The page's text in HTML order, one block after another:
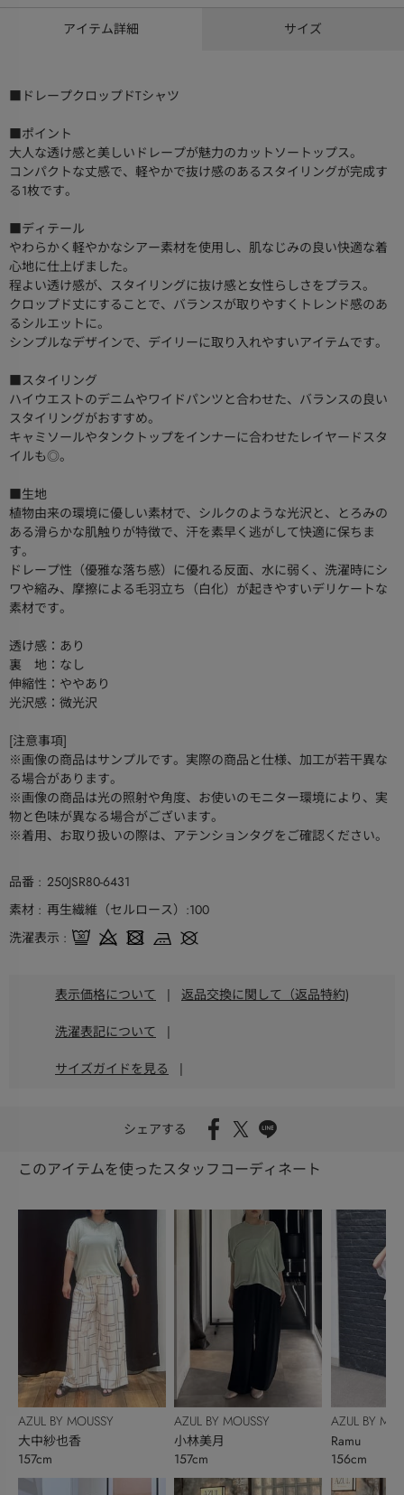
アイテム詳細 サイズ
■ドレープクロップドTシャツ
■ポイント
大人な透け感と美しいドレープが魅力のカットソートップス。
コンパクトな丈感で、軽やかで抜け感のあるスタイリングが完成す
る1枚です。
■ディテール
やわらかく軽やかなシアー素材を使用し、肌なじみの良い快適な着
心地に仕上げました。
程よい透け感が、スタイリングに抜け感と女性らしさをプラス。
クロップド丈にすることで、バランスが取りやすくトレンド感のあ
るシルエットに。
シンプルなデザインで、デイリーに取り入れやすいアイテムです。
■スタイリング
ハイウエストのデニムやワイドパンツと合わせた、バランスの良い
スタイリングがおすすめ。
キャミソールやタンクトップをインナーに合わせたレイヤードスタ
イルも◎。
■生地
植物由来の環境に優しい素材で、シルクのような光沢と、とろみの
ある滑らかな肌触りが特徴で、汗を素早く逃がして快適に保ちま
す。
ドレープ性（優雅な落ち感）に優れる反面、水に弱く、洗濯時にシ
ワや縮み、摩擦による毛羽立ち（白化）が起きやすいデリケートな
素材です。
透け感：あり
裏 地：なし
伸縮性：ややあり
光沢感：微光沢
[注意事項]
※画像の商品はサンプルです。実際の商品と仕様、加工が若干異な
る場合があります。
※画像の商品は光の照射や角度、お使いのモニター環境により、実
物と色味が異なる場合がございます。
※着用、お取り扱いの際は、アテンションタグをご確認ください。
品番
250JSR80-6431
素材
再生繊維（セルロース）:100
洗濯表示
表示価格について | 返品交換に関して（返品特約)
洗濯表記について |
サイズガイドを見る |
シェアする
このアイテムを使ったスタッフコーディネート
AZUL BY MOUSSY
大中紗也香
157cm
AZUL BY MOUSSY
小林美月
157cm
AZUL BY
Ramu
156cm